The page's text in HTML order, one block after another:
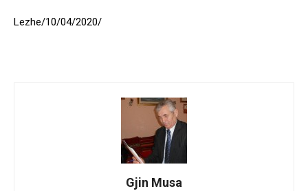
Lezhe/10/04/2020/
Gjin Musa